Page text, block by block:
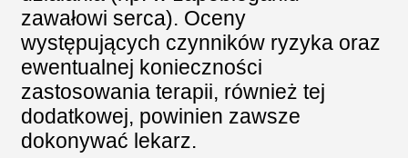
zawałowi serca). Oceny
występujących czynników ryzyka oraz
ewentualnej konieczności
zastosowania terapii, również tej
dodatkowej, powinien zawsze
dokonywać lekarz.